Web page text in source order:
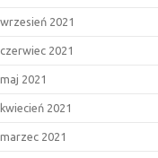
wrzesień 2021
czerwiec 2021
maj 2021
kwiecień 2021
marzec 2021